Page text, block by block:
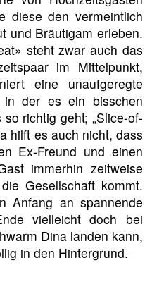
diese den vermeintlich
und Bräutigam erleben.
steht zwar auch das
im Mittelpunkt,
eine unaufgeregte
in der es ein bisschen
richtig geht; „Slice-of-
hilft es auch nicht, dass
Ex-Freund und einen
immerhin zeitweise
Gesellschaft kommt.
Anfang an spannende
vielleicht doch bei
Dina landen kann,
in den Hintergrund.